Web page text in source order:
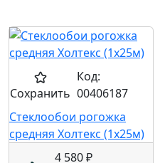
Сохранить
Код:
00406187
Стеклообои рогожка
средняя Холтекс (1х25м)
4 580 ₽